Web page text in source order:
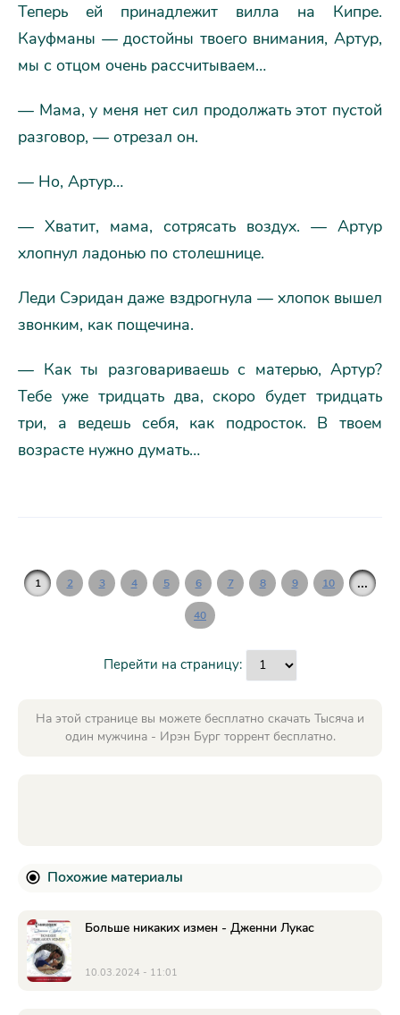
Теперь ей принадлежит вилла на Кипре.
Кауфманы — достойны твоего внимания, Артур,
мы с отцом очень рассчитываем…
— Мама, у меня нет сил продолжать этот пустой
разговор, — отрезал он.
— Но, Артур…
— Хватит, мама, сотрясать воздух. — Артур
хлопнул ладонью по столешнице.
Леди Сэридан даже вздрогнула — хлопок вышел
звонким, как пощечина.
— Как ты разговариваешь с матерью, Артур?
Тебе уже тридцать два, скоро будет тридцать
три, а ведешь себя, как подросток. В твоем
возрасте нужно думать…
1 2 3 4 5 6 7 8 9 10 ...
40
Перейти на страницу:
На этой странице вы можете бесплатно скачать Тысяча и
один мужчина - Ирэн Бург торрент бесплатно.
Похожие материалы
Больше никаких измен - Дженни Лукас
10.03.2024 - 11:01